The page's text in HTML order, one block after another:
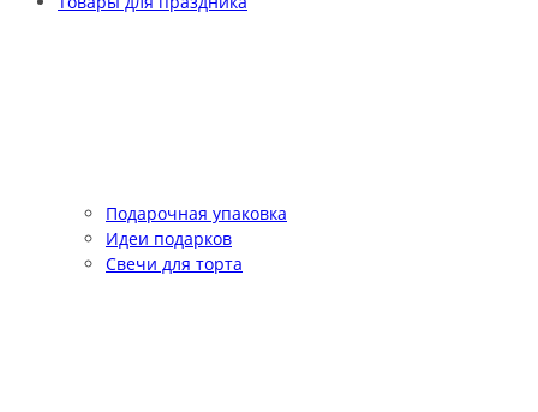
Подарочная упаковка
Идеи подарков
Свечи для торта